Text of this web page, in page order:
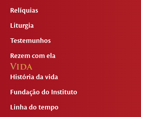
Relíquias
Liturgia
Testemunhos
Rezem com ela
Vida
História da vida
Fundação do Instituto
Linha do tempo